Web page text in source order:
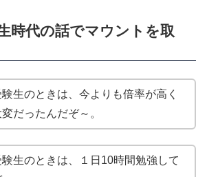
時代の話でマウントを取
生のときは、今よりも倍率が高く
だったんだぞ～。
生のときは、１日10時間勉強して